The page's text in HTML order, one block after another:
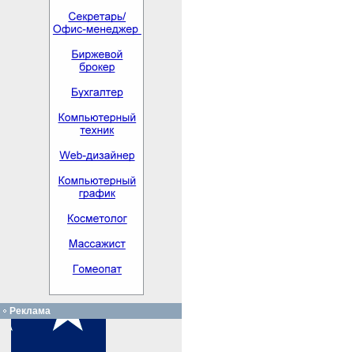
Реклама